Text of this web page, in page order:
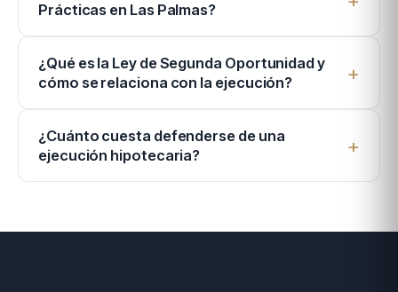
Prácticas en Las Palmas?
¿Qué es la Ley de Segunda Oportunidad y
cómo se relaciona con la ejecución?
¿Cuánto cuesta defenderse de una
ejecución hipotecaria?